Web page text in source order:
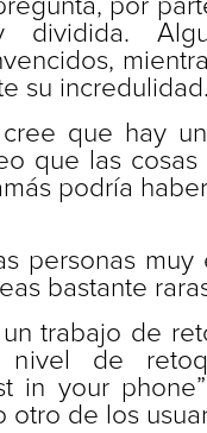
dividida.
su
que hay
que las
podría
personas
bastante
trabajo de
de
in your
otro de los